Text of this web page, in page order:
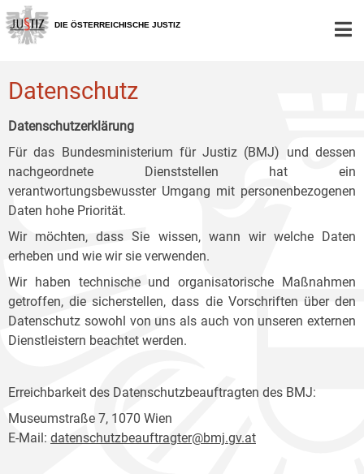
Zur
Hauptnavigation
[1]
Zum
Inhalt
[2]
Zum
Untermenü
[3]
DIE ÖSTERREICHISCHE JUSTIZ
Datenschutz
Datenschutzerklärung
Für das Bundesministerium für Justiz (BMJ) und dessen
nachgeordnete Dienststellen hat ein
verantwortungsbewusster Umgang mit personenbezogenen
Daten hohe Priorität.
Wir möchten, dass Sie wissen, wann wir welche Daten
erheben und wie wir sie verwenden.
Wir haben technische und organisatorische Maßnahmen
getroffen, die sicherstellen, dass die Vorschriften über den
Datenschutz sowohl von uns als auch von unseren externen
Dienstleistern beachtet werden.
Erreichbarkeit des Datenschutzbeauftragten des BMJ:
Museumstraße 7, 1070 Wien
E-Mail: datenschutzbeauftragter@bmj.gv.at